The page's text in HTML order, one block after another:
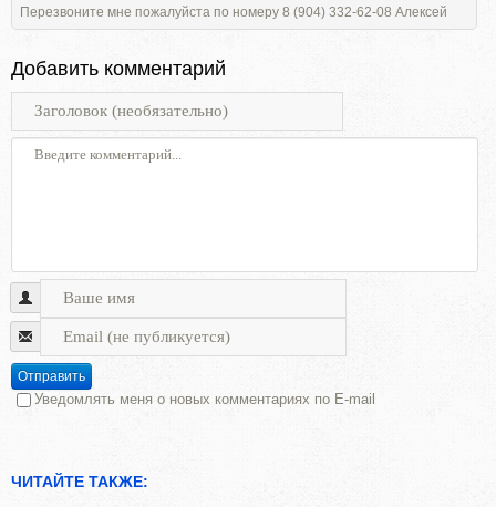
Перезвоните мне пожалуйста по номеру 8 (904) 332-62-08 Алексей
Добавить комментарий
Отправить
Уведомлять меня о новых комментариях по E-mail
ЧИТАЙТЕ ТАКЖЕ: